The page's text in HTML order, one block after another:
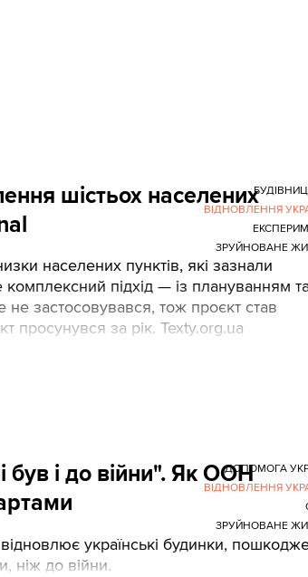
шістьох населених
населених пунктів, які зазнали
підхід — із плануванням
застосовувався, тож проєкт став
просунувся за рік. Texty.org.ua
ВІДНОВЛЕННЯ
ЗРУЙНОВАНЕ
був і до війни". Як ООН
українські будинки,
ніж до війни.
ДОПОМОГА
ВІДНОВЛЕННЯ
ЗРУЙНОВАНЕ